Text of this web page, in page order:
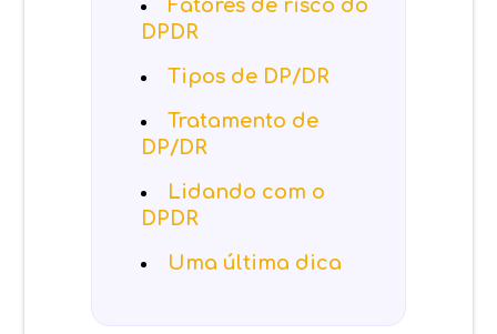
Fatores de risco do
DPDR
Tipos de DP/DR
Tratamento de
DP/DR
Lidando com o
DPDR
Uma última dica